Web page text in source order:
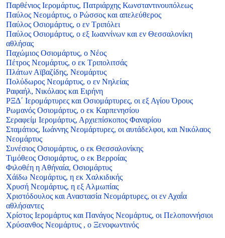
Παρθένιος Ιερομάρτυς, Πατριάρχης Κωνσταντινουπόλεως
Παύλος Νεομάρτυς, ο Ρώσσος και απελεύθερος
Παύλος Οσιομάρτυς, ο εν Τριπόλει
Παύλος Οσιομάρτυς, ο εξ Ιωαννίνων και εν Θεσσαλονίκη
αθλήσας
Παχώμιος Οσιομάρτυς, ο Νέος
Πέτρος Νεομάρτυς, ο εκ Τριπολιτσάς
Πλάτων Αϊβαζίδης, Νεομάρτυς
Πολύδωρος Νεομάρτυς, ο εν Νηλείας
Ραφαήλ, Νικόλαος και Ειρήνη
ΡΞΔ΄ Ιερομάρτυρες και Οσιομάρτυρες, οι εξ Αγίου Όρους
Ρωμανός Οσιομάρτυς, ο εκ Καρπενησίου
Σεραφείμ Ιερομάρτυς, Αρχιεπίσκοπος Φαναρίου
Σταμάτιος, Ιωάννης Νεομάρτυρες, οι αυτάδελφοι, και Νικόλαος
Νεομάρτυς
Συνέσιος Οσιομάρτυς, ο εκ Θεσσαλονίκης
Τιμόθεος Οσιομάρτυς, ο εκ Βερροίας
Φιλοθέη η Αθήναία, Οσιομάρτυς
Χάϊδω Νεομάρτυς, η εκ Χαλκιδικής
Χρυσή Νεομάρτυς, η εξ Αλμωπίας
Χριστόδουλος και Αναστασία Νεομάρτυρες, οι εν Αχαΐα
αθλήσαντες
Χρίστος Ιερομάρτυς και Πανάγος Νεομάρτυς, οι Πελοποννήσιοι
Χρύσανθος Νεομάρτυς , ο Ξενοφωντινός